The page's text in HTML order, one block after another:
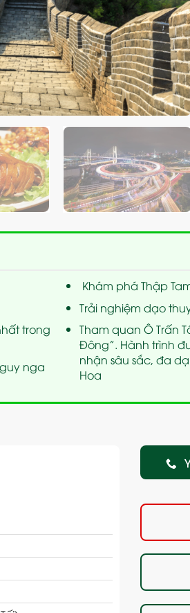
trong
nga
Khám phá Thập
Trải nghiệm dạo
Tham quan Ô Trấn
Đông”. Hành trình
nhận sâu sắc, đa
Hoa